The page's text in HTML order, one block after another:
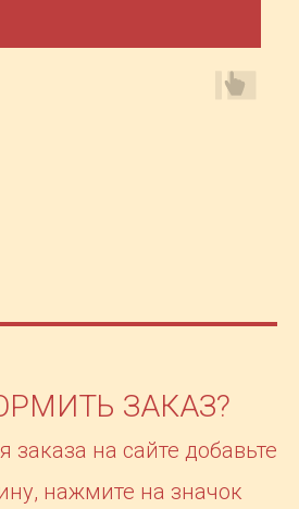
ЗАКАЗ?
на сайте добавьте
нажмите на значок